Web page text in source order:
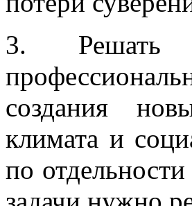
3. Решать
создания
климата и
по